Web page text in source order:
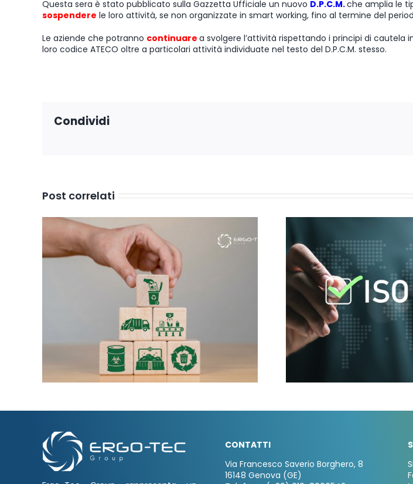
Questa sera è stato pubblicato sulla Gazzetta Ufficiale un nuovo D.P.C.M.che amplia le
sospendere le loro attività, se non organizzate in smart working, fino al termine del
Le aziende che potranno continuare a svolgere l’attività rispettando i principi di cautela
loro codice ATECO oltre a particolari attività individuate nel testo del D.P.C.M. stesso.
Condividi
Post correlati
CONTATTI
Via Francesco Saverio Borghero, 8
16148 Genova (GE)